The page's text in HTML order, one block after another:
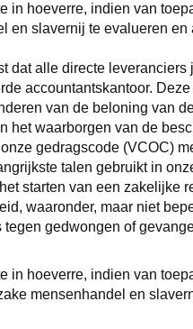
in hoeverre, indien van
en slavernij te evalueren
dat alle directe
accountantskantoor.
van de beloning van
het waarborgen van de
gedragscode (VCOC)
talen gebruikt in
starten van een zakelijke
waaronder, maar niet
tegen gedwongen of
in hoeverre, indien van
mensenhandel en